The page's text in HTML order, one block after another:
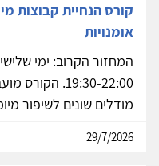
קורס הנחיית קבוצות
אומנויות
19:30-22:00.
מודלים שונים לשיפור
29/7/2026